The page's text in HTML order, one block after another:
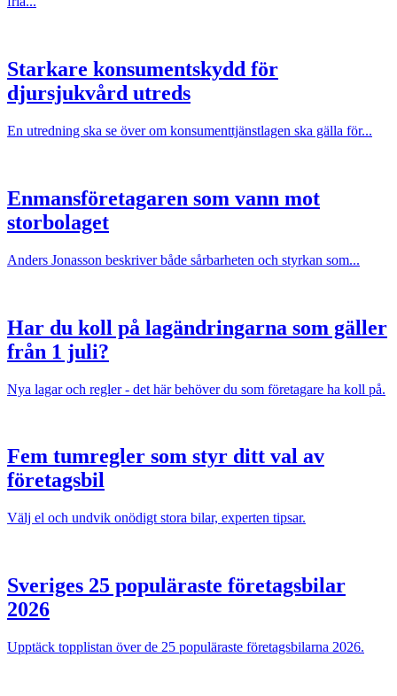
Starkare konsumentskydd för
djursjukvård utreds
En utredning ska se över om konsumenttjänstlagen ska gälla för...
Enmansföretagaren som vann mot
storbolaget
Anders Jonasson beskriver både sårbarheten och styrkan som...
Har du koll på lagändringarna som gäller
från 1 juli?
Nya lagar och regler - det här behöver du som företagare ha koll på.
Fem tumregler som styr ditt val av
företagsbil
Välj el och undvik onödigt stora bilar, experten tipsar.
Sveriges 25 populäraste företagsbilar
2026
Upptäck topplistan över de 25 populäraste företagsbilarna 2026.